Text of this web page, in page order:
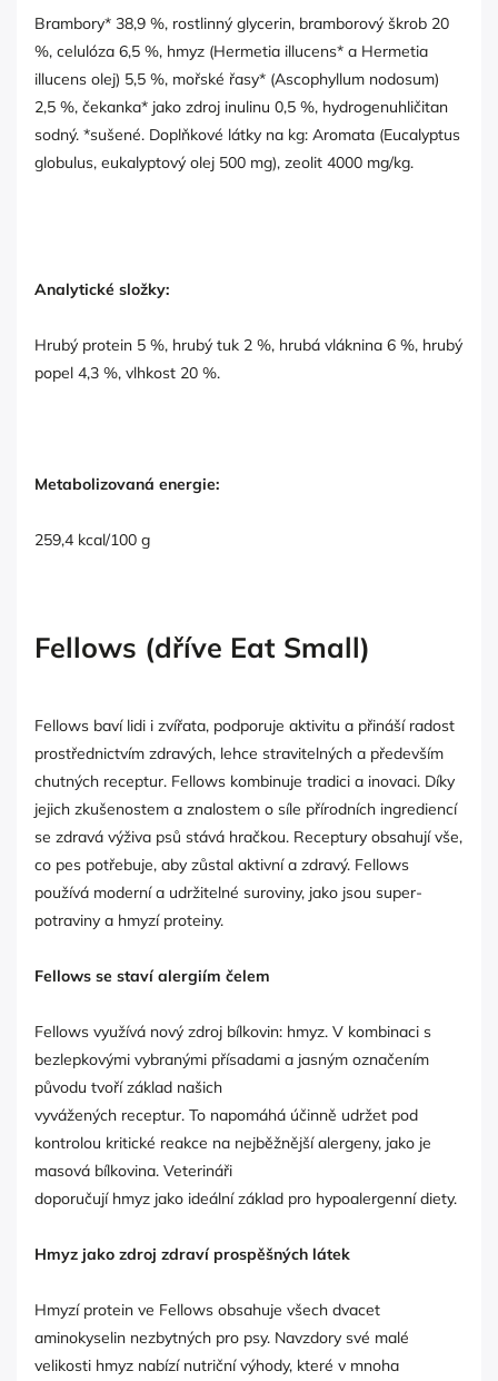
Brambory* 38,9 %, rostlinný glycerin, bramborový škrob 20
%, celulóza 6,5 %, hmyz (Hermetia illucens* a Hermetia
illucens olej) 5,5 %, mořské řasy* (Ascophyllum nodosum)
2,5 %, čekanka* jako zdroj inulinu 0,5 %, hydrogenuhličitan
sodný. *sušené. Doplňkové látky na kg: Aromata (Eucalyptus
globulus, eukalyptový olej 500 mg), zeolit 4000 mg/kg.
Analytické složky:
Hrubý protein 5 %, hrubý tuk 2 %, hrubá vláknina 6 %, hrubý
popel 4,3 %, vlhkost 20 %.
Metabolizovaná energie:
259,4 kcal/100 g
Fellows (dříve Eat Small)
Fellows baví lidi i zvířata, podporuje aktivitu a přináší radost
prostřednictvím zdravých, lehce stravitelných a především
chutných receptur. Fellows kombinuje tradici a inovaci. Díky
jejich zkušenostem a znalostem o síle přírodních ingrediencí
se zdravá výživa psů stává hračkou. Receptury obsahují vše,
co pes potřebuje, aby zůstal aktivní a zdravý. Fellows
používá moderní a udržitelné suroviny, jako jsou super-
potraviny a hmyzí proteiny.
Fellows se staví alergiím čelem
Fellows využívá nový zdroj bílkovin: hmyz. V kombinaci s
bezlepkovými vybranými přísadami a jasným označením
původu tvoří základ našich
vyvážených receptur. To napomáhá účinně udržet pod
kontrolou kritické reakce na nejběžnější alergeny, jako je
masová bílkovina. Veterináři
doporučují hmyz jako ideální základ pro hypoalergenní diety.
Hmyz jako zdroj zdraví prospěšných látek
Hmyzí protein ve Fellows obsahuje všech dvacet
aminokyselin nezbytných pro psy. Navzdory své malé
velikosti hmyz nabízí nutriční výhody, které v mnoha